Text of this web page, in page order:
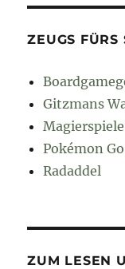
ZEUGS FÜRS
Gitzmans
Magierspiele
Pokémon
Radaddel
ZUM LESEN